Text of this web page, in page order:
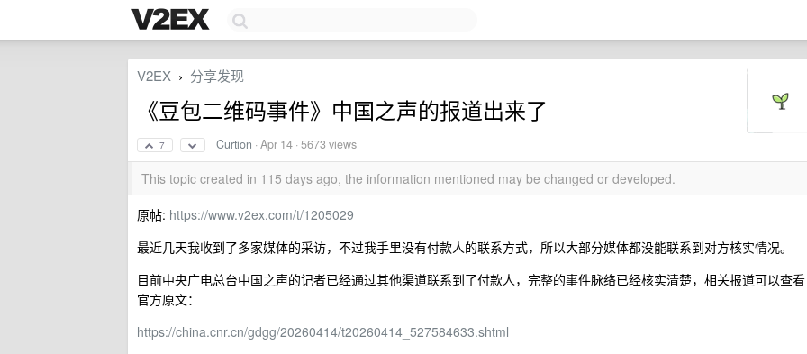
V2EX › 分享发现
《豆包二维码事件》中国之声的报道出来了
7 Curtion ·Apr 14 · 5673 views
This topic created in 115 days ago, the information mentioned may be changed or developed.
原帖: https://www.v2ex.com/t/1205029
最近几天我收到了多家媒体的采访，不过我手里没有付款人的联系方式，所以大部分媒体都没能联系到对方核实情况。
目前中央广电总台中国之声的记者已经通过其他渠道联系到了付款人，完整的事件脉络已经核实清楚，相关报道可以查看
官方原文：
https://china.cnr.cn/gdgg/20260414/t20260414_527584633.shtml